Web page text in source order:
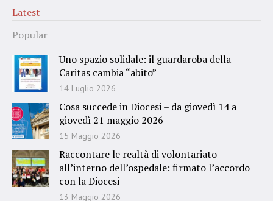
Latest
Popular
Uno spazio solidale: il guardaroba della
Caritas cambia “abito”
14 Luglio 2026
Cosa succede in Diocesi – da giovedì 14 a
giovedì 21 maggio 2026
15 Maggio 2026
Raccontare le realtà di volontariato
all’interno dell’ospedale: firmato l’accordo
con la Diocesi
13 Maggio 2026